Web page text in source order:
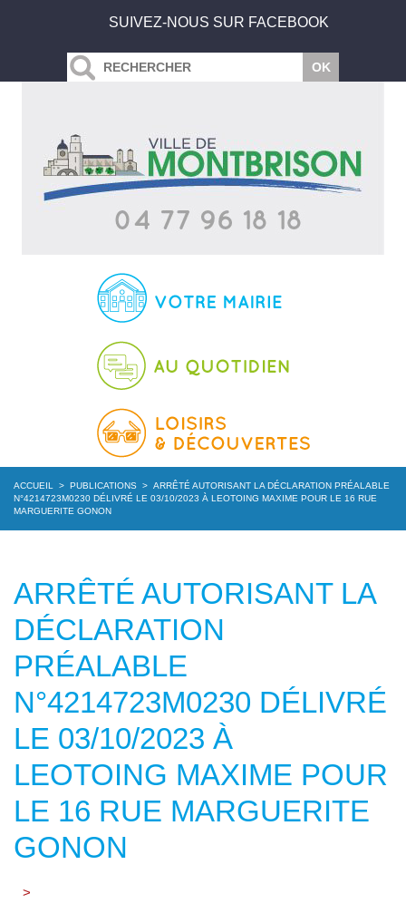
SUIVEZ-NOUS SUR FACEBOOK
ACCUEIL > PUBLICATIONS > ARRÊTÉ AUTORISANT LA DÉCLARATION PRÉALABLE
N°4214723M0230 DÉLIVRÉ LE 03/10/2023 À LEOTOING MAXIME POUR LE 16 RUE
MARGUERITE GONON
ARRÊTÉ AUTORISANT LA
DÉCLARATION
PRÉALABLE
N°4214723M0230 DÉLIVRÉ
LE 03/10/2023 À
LEOTOING MAXIME POUR
LE 16 RUE MARGUERITE
GONON
>